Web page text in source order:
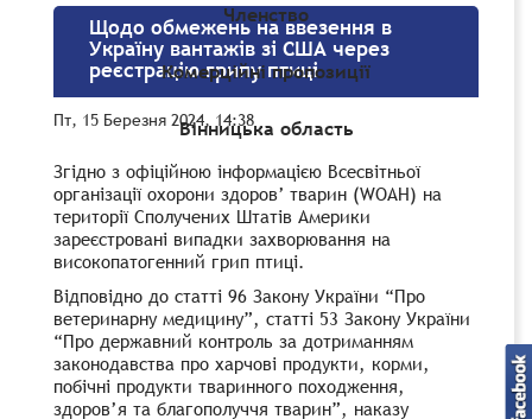
Членство
Комерційні пропозиції
Вінницька область
Щодо обмежень на ввезення в
Україну вантажів зі США через
реєстрацію грипу птиці
Пт, 15 Березня 2024, 14:38
Згідно з офіційною інформацією Всесвітньої
організації охорони здоров’ тварин (WOАН) на
території Сполучених Штатів Америки
зареєстровані випадки захворювання на
високопатогенний грип птиці.
Відповідно до статті 96 Закону України “Про
ветеринарну медицину”, статті 53 Закону України
“Про державний контроль за дотриманням
законодавства про харчові продукти, корми,
побічні продукти тваринного походження,
здоров’я та благополуччя тварин”, наказу